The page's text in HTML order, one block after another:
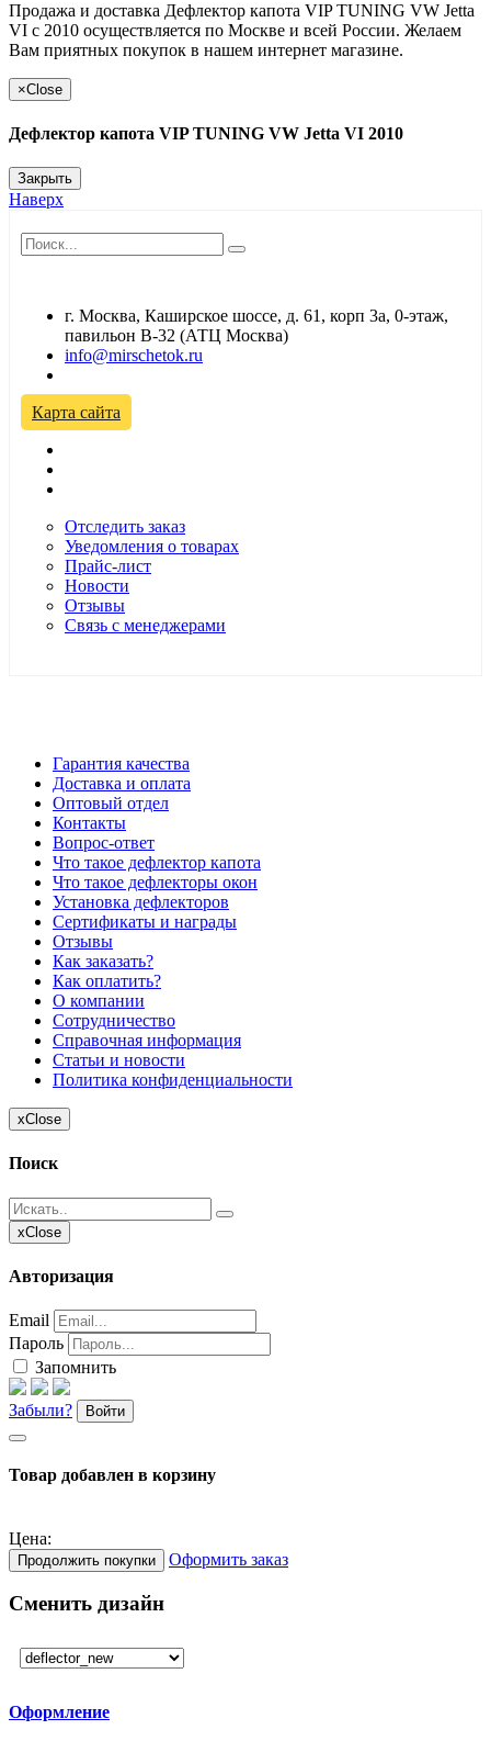
Продажа и доставка Дефлектор капота VIP TUNING VW Jetta
VI с 2010 осуществляется по Москве и всей России. Желаем
Вам приятных покупок в нашем интернет магазине.
×Close
Дефлектор капота VIP TUNING VW Jetta VI 2010
Закрыть
Наверх
г. Москва, Каширское шоссе, д. 61, корп 3а, 0-этаж,
павильон В-32 (АТЦ Москва)
info@mirschetok.ru
Карта сайта
Отследить заказ
Уведомления о товарах
Прайс-лист
Новости
Отзывы
Связь с менеджерами
Гарантия качества
Доставка и оплата
Оптовый отдел
Контакты
Вопрос-ответ
Что такое дефлектор капота
Что такое дефлекторы окон
Установка дефлекторов
Сертификаты и награды
Отзывы
Как заказать?
Как оплатить?
О компании
Сотрудничество
Справочная информация
Статьи и новости
Политика конфиденциальности
xClose
Поиск
xClose
Авторизация
Email
Пароль
Запомнить
Забыли? Войти
Товар добавлен в корзину
Цена:
Продолжить покупки Оформить заказ
Сменить дизайн
Оформление